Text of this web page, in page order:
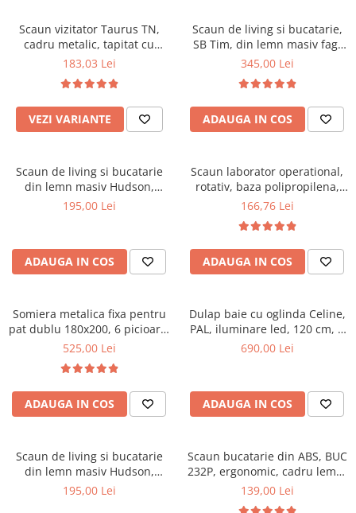
Saltele cu arcuri impachetate
individual
Saltele Memory Pocket
Saltele Memory Foam
Saltele Memory Pocket
Saltele cu plasa arcuri
Saltele cu spuma
Saltele cu spuma poliuretanica
Saltele 140x200
Saltele 180x200
Top saltele
Top saltele 5 cm
Top saltele memory 5 cm
Top saltele MemoHR 6.5 cm
Saltele cu plasa de arcuri
Saltele cu spuma
Paturi
Seturi de pat si saltea
Masute de toaleta
Mobilier living
Scaune pentru living
Comode living
Set mese plus scaune
Scaune ergonomice
Etajere Birou
Birouri
Scaune pentru birou
Scaune pentru vizitatori
Scaune manager
Mobilier bucatarie
Mese bucatarie
Mobila bucatarie
Seturi mese si scaune bucatarie
Mobilier hol
Scaune birou
Scaune profesionale
Scaune resigilate
Scaune conferinta
Scaune terasa si outdoor
Scaun vizitator Taurus TN,
cadru metalic, tapitat cu
stofa, stivuibil, 120 kg, negru
183,03 Lei
VEZI VARIANTE
Scaun de living si bucatarie,
SB Tim, din lemn masiv fag,
tapiterie stofa, lacuit, 120 kg,
345,00 Lei
ADAUGA IN COS
Scaun de living si bucatarie
din lemn masiv Hudson,
tapiterie stofa,100 kg,
195,00 Lei
ADAUGA IN COS
Scaun laborator operational,
rotativ, baza polipropilena,
piele ecologica, inaltime
166,76 Lei
ADAUGA IN COS
Somiera metalica fixa pentru
pat dublu 180x200, 6 picioare,
32 lamele lemn fag, benzi
negru
525,00 Lei
ADAUGA IN COS
Dulap baie cu oglinda Celine,
PAL, iluminare led, 120 cm, 3
usi, 3 rafturi, soft close, alb
690,00 Lei
ADAUGA IN COS
Scaun de living si bucatarie
din lemn masiv Hudson,
tapiterie stofa,100 kg,
195,00 Lei
Scaun bucatarie din ABS, BUC
232P, ergonomic, cadru lemn,
100 kg
139,00 Lei